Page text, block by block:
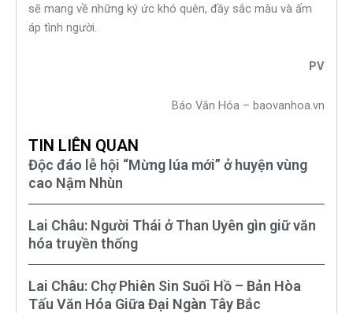
sẽ mang về những ký ức khó quên, đầy sắc màu và ấm
áp tình người.
PV
Báo Văn Hóa – baovanhoa.vn
TIN LIÊN QUAN
Độc đáo lễ hội “Mừng lúa mới” ở huyện vùng
cao Nậm Nhùn
Lai Châu: Người Thái ở Than Uyên gìn giữ văn
hóa truyền thống
Lai Châu: Chợ Phiên Sin Suối Hồ – Bản Hòa
Tấu Văn Hóa Giữa Đại Ngàn Tây Bắc